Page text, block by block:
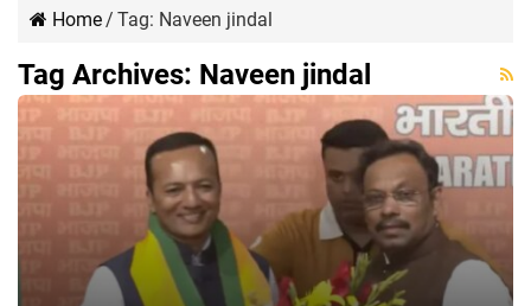
Home/ Tag: Naveen jindal
Tag Archives: Naveen jindal